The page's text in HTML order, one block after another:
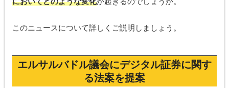
このニュースについて詳しくご説明しましょう。
エルサルバドル議会にデジタル証券に関す
る法案を提案